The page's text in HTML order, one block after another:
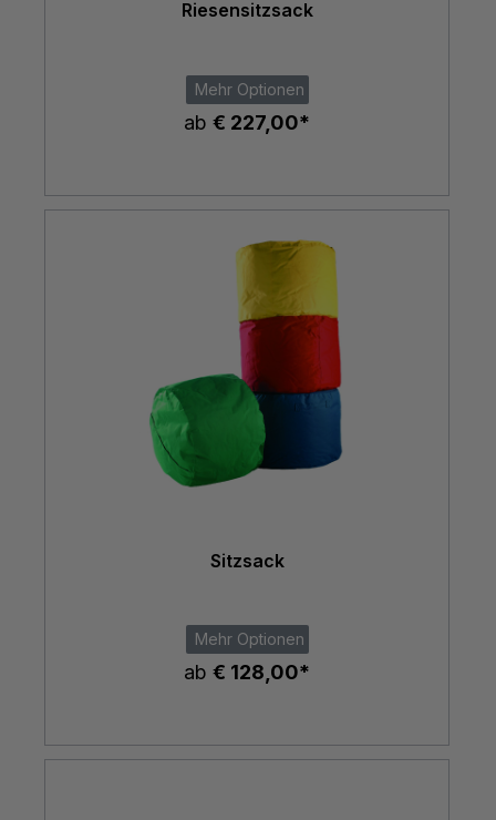
Riesensitzsack
Mehr Optionen
ab € 227,00*
Sitzsack
Mehr Optionen
ab € 128,00*